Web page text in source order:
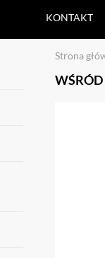
KONTAKT
Strona